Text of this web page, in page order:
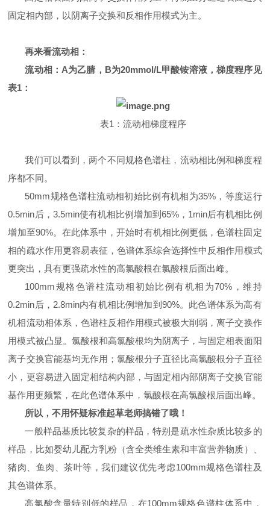
固定相内部，以阴离子交换和反相作用模式为主。
再来看流动相：
流动相：A为乙腈，B为20mmol/L甲酸铵溶液，梯度程序见
表1：
表1：流动相梯度程序
我们可以看到，两个不同规格色谱柱，流动相比例和梯度程
序都不同。
50mm规格色谱柱流动相初始比例有机相为35%，等度运行
0.5min后，3.5min使有机相比例增加到65%，1min后有机相比例
增加至90%。在此体系中，开始时有机相比例更低，色谱柱固定
相的疏水作用更容易表征，色谱体系综合选择性中反相作用模式
更突出，具有更强疏水性的高氯酸根在氯酸根后面出峰。
100mm规格色谱柱流动相初始比例有机相为70%，维持
0.2min后，2.8min内有机相比例增加到90%。此色谱体系为高有
机相流动相体系，色谱柱反相作用模式被极大削弱，离子交换作
用模式被凸显。氯酸根和高氯酸根均为阴离子，与固定相表面阳
离子交换官能基均无作用；氯酸根分子直径比高氯酸根分子直径
小，更容易进入固定相结构内部，与固定相内部阴离子交换官能
基作用更频繁，在此色谱体系中，氯酸根在高氯酸根后面出峰。
所以，不用怀疑标准起草老师搞错了哦！
一般样品基质比较复杂的样品，特别是疏水性杂质比较多的
样品，比如婴幼儿配方乳粉（含全类维生素和丰富营养物质）、
猪肉、鱼肉、茶叶等，我们建议优先考虑100mm规格色谱柱及
其色谱体系。
高氯酸含量特别低的样品，在100mm规格色谱柱体系中，